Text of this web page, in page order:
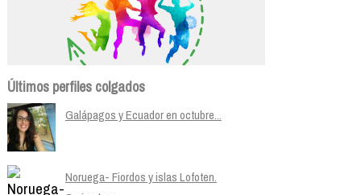
Últimos perfiles colgados
Galápagos y Ecuador en octubre...
Noruega- Fiordos y islas Lofoten.